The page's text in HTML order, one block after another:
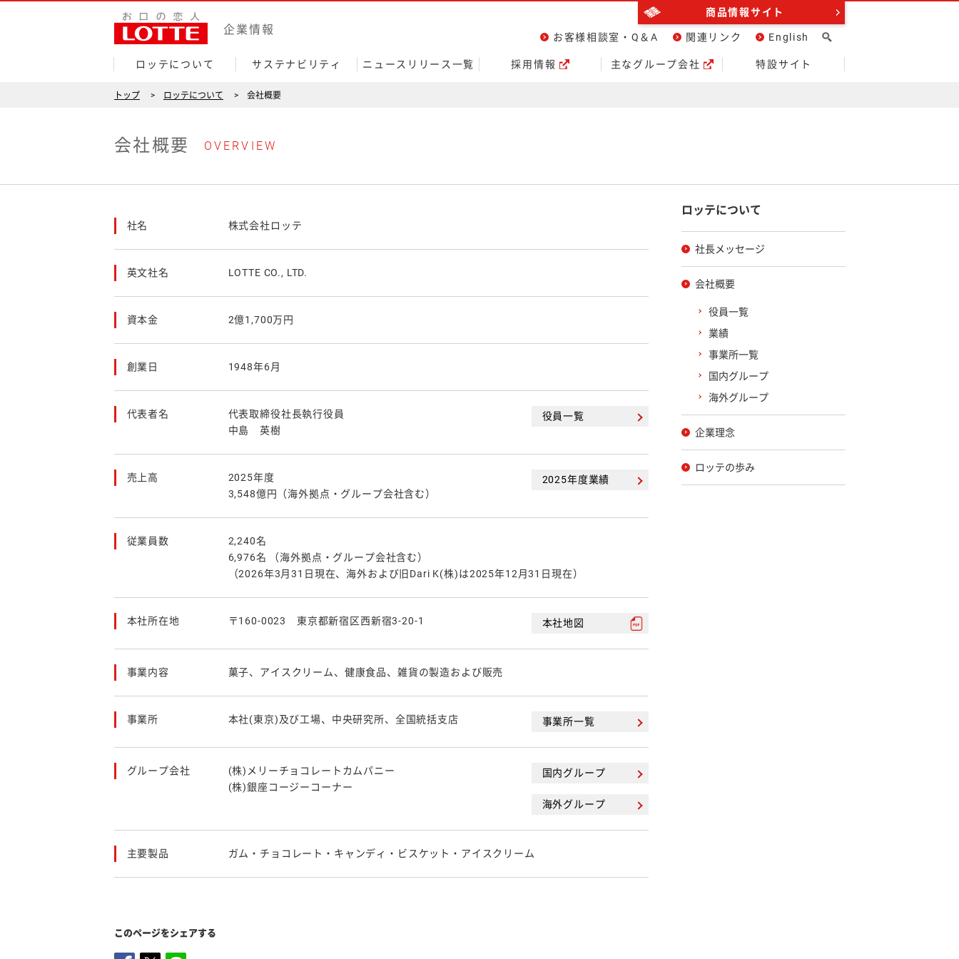
企業情報
商品情報サイト
お客様相談室・Q＆A 関連リンク English
ロッテについて サステナビリティ ニュースリリース一覧 採用情報 主なグループ会社 特設サイト
トップ ロッテについて 会社概要
会社概要 OVERVIEW
社名 株式会社ロッテ
英文社名 LOTTE CO., LTD.
資本金 2億1,700万円
創業日 1948年6月
代表者名
代表取締役社長執行役員
中島 英樹
役員一覧
売上高
2025年度
3,548億円（海外拠点・グループ会社含む）
2025年度業績
従業員数
2,240名
6,976名 （海外拠点・グループ会社含む）
（2026年3月31日現在、海外および旧Dari K(株)は2025年12月31日現在）
本社所在地 〒160-0023 東京都新宿区西新宿3-20-1 本社地図
事業内容 菓子、アイスクリーム、健康食品、雑貨の製造および販売
事業所 本社(東京)及び工場、中央研究所、全国統括支店 事業所一覧
グループ会社
(株)メリーチョコレートカムパニー
(株)銀座コージーコーナー
国内グループ
海外グループ
主要製品 ガム・チョコレート・キャンディ・ビスケット・アイスクリーム
ロッテについて
社長メッセージ
会社概要
役員一覧
業績
事業所一覧
国内グループ
海外グループ
企業理念
ロッテの歩み
このページをシェアする